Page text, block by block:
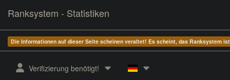
Ranksystem - Statistiken
Die Informationen auf dieser Seite scheinen veraltet! Es scheint, das Ranksystem
Verifizierung benötigt!